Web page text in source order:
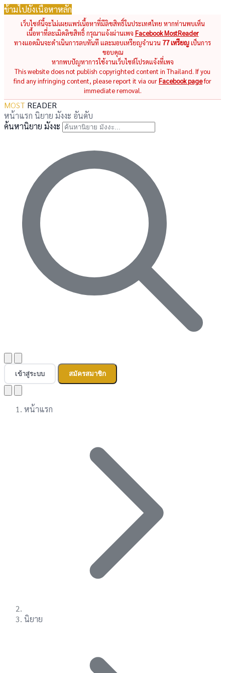
ข้ามไปยังเนื้อหาหลัก
เว็บไซต์นี้จะไม่เผยแพร่เนื้อหาที่มีลิขสิทธิ์ในประเทศไทย หากท่านพบเห็น
เนื้อหาที่ละเมิดลิขสิทธิ์ กรุณาแจ้งผ่านเพจ Facebook MostReader
ทางแอดมินจะดำเนินการลบทันที และมอบเหรียญจำนวน 77 เหรียญเป็นการ
ขอบคุณ
หากพบปัญหาการใช้งานเว็บไซต์โปรดแจ้งที่เพจ
This website does not publish copyrighted content in Thailand. If you
find any infringing content, please report it via ourFacebook pagefor
immediate removal.
MOST READER
หน้าแรก นิยาย มังงะ อันดับ
ค้นหานิยาย มังงะ
เข้าสู่ระบบ สมัครสมาชิก
หน้าแรก
นิยาย